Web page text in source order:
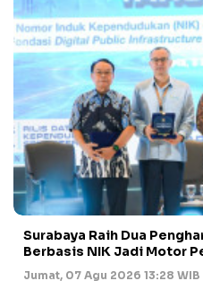
Surabaya Raih Dua
Berbasis NIK Jadi Motor
Jumat, 07 Agu 2026 13:28 WIB